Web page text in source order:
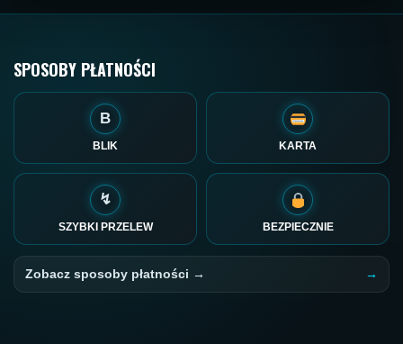
SPOSOBY PŁATNOŚCI
B
BLIK KARTA
↯
SZYBKI PRZELEW BEZPIECZNIE
Zobacz sposoby płatności →